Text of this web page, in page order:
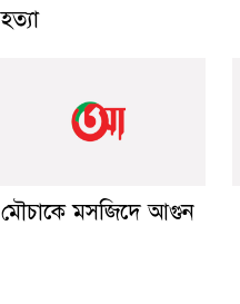
হত্যা
মৌচাকে মসজিদে আগুন